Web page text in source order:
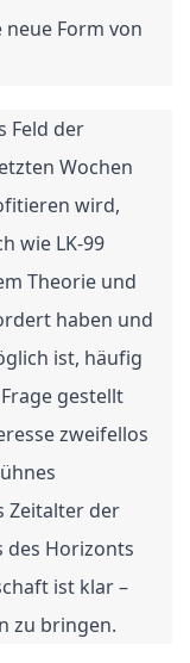
Form von
Feld der
Wochen
wird,
wie LK-99
Theorie und
haben und
ist, häufig
gestellt
zweifellos
Zeitalter der
des Horizonts
ist klar –
zu bringen.